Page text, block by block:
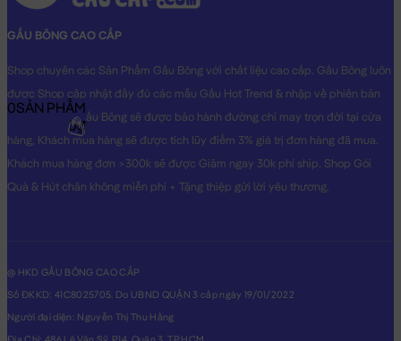
GẤU BÔNG CAO CẤP
Shop chuyên các Sản Phẩm Gấu Bông với chất liệu cao cấp. Gấu Bông luôn
được Shop cập nhật đầy đủ các mẫu Gấu Hot Trend & nhập về phiên bản
Original nhất. Gấu Bông sẽ được bảo hành đường chỉ may trọn đời tại cửa
hàng, Khách mua hàng sẽ được tích lũy điểm 3% giá trị đơn hàng đã mua.
Khách mua hàng đơn >300k sẽ được Giảm ngay 30k phí ship. Shop Gói
Quà & Hút chân không miễn phí + Tặng thiệp gửi lời yêu thương.
@ HKD GẤU BÔNG CAO CẤP
Số ĐKKD: 41C8025705. Do UBND QUẬN 3 cấp ngày 19/01/2022
Người đại diện: Nguyễn Thị Thu Hằng
0SẢN PHẨM
0₫